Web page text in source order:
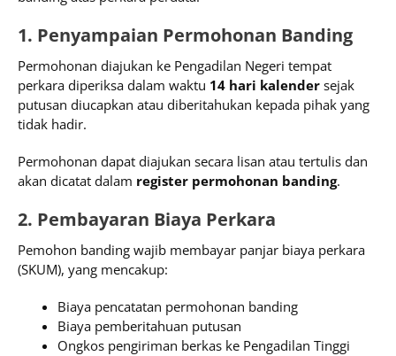
1. Penyampaian Permohonan Banding
Permohonan diajukan ke Pengadilan Negeri tempat
perkara diperiksa dalam waktu 14 hari kalender sejak
putusan diucapkan atau diberitahukan kepada pihak yang
tidak hadir.
Permohonan dapat diajukan secara lisan atau tertulis dan
akan dicatat dalam register permohonan banding.
2. Pembayaran Biaya Perkara
Pemohon banding wajib membayar panjar biaya perkara
(SKUM), yang mencakup:
Biaya pencatatan permohonan banding
Biaya pemberitahuan putusan
Ongkos pengiriman berkas ke Pengadilan Tinggi